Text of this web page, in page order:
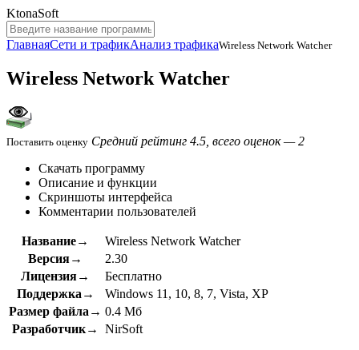
KtonaSoft
ГлавнаяСети и трафикАнализ трафикаWireless Network Watcher
Wireless Network Watcher
Поставить оценку Средний рейтинг 4.5, всего оценок — 2
Скачать программу
Описание и функции
Скриншоты интерфейса
Комментарии пользователей
Название→
Wireless Network Watcher
Версия→
2.30
Лицензия→
Бесплатно
Поддержка→
Windows 11, 10, 8, 7, Vista, XP
Размер файла→ 0.4 Мб
Разработчик→
NirSoft